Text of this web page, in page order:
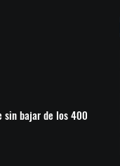
sin bajar de los 400